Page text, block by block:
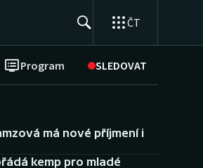
ČT
Program SLEDOVAT
má nové příjmení i
kemp pro mladé